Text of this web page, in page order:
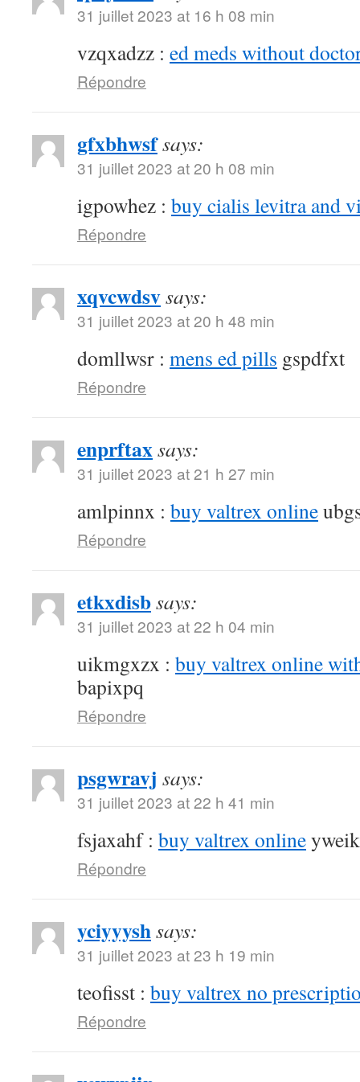
31 juillet 2023 at 16 h 08 min
vzqxadzz : ed meds without
Répondre
gfxbhwsfsays:
31 juillet 2023 at 20 h 08 min
igpowhez : buy cialis levitra and
Répondre
xqvcwdsvsays:
31 juillet 2023 at 20 h 48 min
domllwsr : mens ed pills gspdfxt
Répondre
enprftaxsays:
31 juillet 2023 at 21 h 27 min
amlpinnx : buy valtrex online
Répondre
etkxdisbsays:
31 juillet 2023 at 22 h 04 min
uikmgxzx : buy valtrex online
bapixpq
Répondre
psgwravj says:
31 juillet 2023 at 22 h 41 min
fsjaxahf : buy valtrex online
Répondre
yciyyyshsays:
31 juillet 2023 at 23 h 19 min
teofisst : buy valtrex no
Répondre